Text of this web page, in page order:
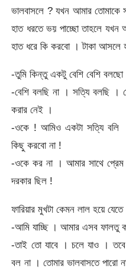
ভালবাসলে ? যখন আমার তোমাকে
হাত ধরতে ভয় পাচ্ছো তাহলে যখন
হাত ধরে কি করবো । টাকা আসলে
-তুমি কিন্তু একটু বেশি বেশি বলছো
-বেশি বলছি না । সত্যি বলছি ।
করার নেই ।
-ওকে ! আমিও একটা সত্যি বলি
কিছু করবো না !
-ওকে কর না । আমার সাথে প্রেম
দরকার ছিল !
ফারিয়ার মুখটা কেমন লাল হয়ে
-আমি যাচ্ছি । আমার এসব ফালতু
-তাই তো যাবে । চলে যাও ।
বল না । তোমার ভালবাসতে পারো